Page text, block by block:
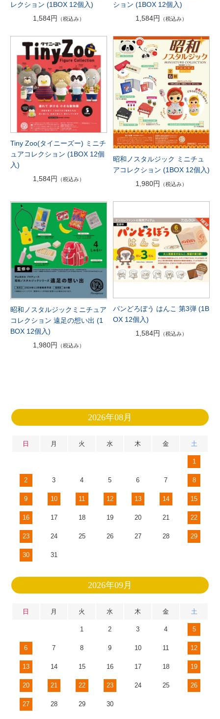
レクション (1BOX 12個入)
1,584円
（税込み）
ション (1BOX 12個入)
1,584円
（税込み）
Tiny Zoo(タイニーズー) ミニチ
ュアコレクション (1BOX 12個
入)
1,584円
（税込み）
昭和ノスタルジック ミニチュ
アコレクション (1BOX 12個入)
1,980円
（税込み）
昭和ノスタルジックミニチュア
コレクション 遠足の想い出 (1
BOX 12個入)
1,980円
（税込み）
パンどろぼう はんこ 第3弾 (1B
OX 12個入)
1,584円
（税込み）
2026年08月
日 月 火 水 木 金 土
1
2 3 4 5 6 7 8
9 10 11 12 13 14 15
16 17 18 19 20 21 22
23 24 25 26 27 28 29
30 31
2026年09月
日 月 火 水 木 金 土
1 2 3 4 5
6 7 8 9 10 11 12
13 14 15 16 17 18 19
20 21 22 23 24 25 26
27 28 29 30